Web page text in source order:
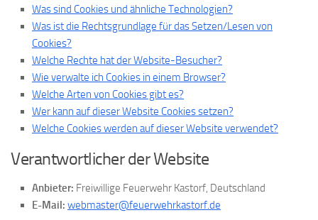
Was sind Cookies und ähnliche Technologien?
Was ist die Rechtsgrundlage für das Setzen/Lesen von
Cookies?
Welche Rechte hat der Website-Besucher?
Wie verwalte ich Cookies in einem Browser?
Welche Arten von Cookies gibt es?
Wer kann auf dieser Website Cookies setzen?
Welche Cookies werden auf dieser Website verwendet?
Verantwortlicher der Website
Anbieter: Freiwillige Feuerwehr Kastorf, Deutschland
E-Mail: webmaster@feuerwehrkastorf.de